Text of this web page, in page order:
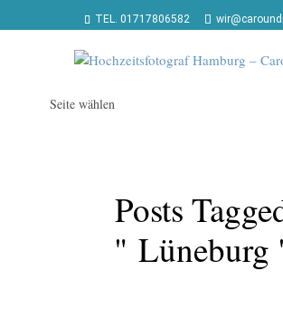
TEL. 01717806582
Seite wählen
Posts
" Lüneburg